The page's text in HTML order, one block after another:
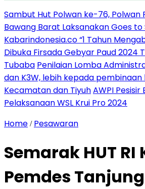
Sambut Hut Polwan ke-76, Polwan
Bawang Barat Laksanakan Goes to
Kabarindonesia.co “1 Tahun
Dibuka Firsada Gebyar Paud 2024
Tubaba Penilaian Lomba
dan K3W, lebih kepada pembinaan
Kecamatan dan TiyuhAWPI
Pelaksanaan WSL Krui Pro 2024
Home / Pesawaran
Semarak HUT RI
Pemdes